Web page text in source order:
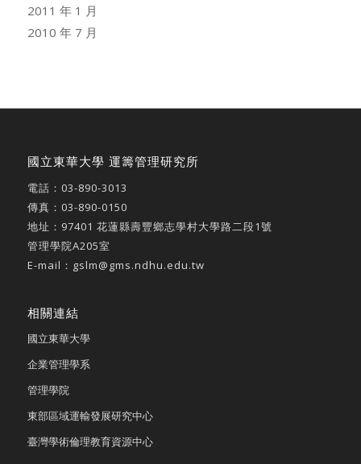
2011 年 1 月
2010 年 7 月
國立東華大學 運籌管理研究所
電話： 03-890-3013
傳真：03-890-0150
地址： 97401 花蓮縣壽豐鄉志學村大學路二段1號
管理學院A205室
E-mail： gslm@gms.ndhu.edu.tw
相關連結
國立東華大學
企業管理學系
管理學院
東部區域運輸發展研究中心
臺灣學術倫理教育資源中心